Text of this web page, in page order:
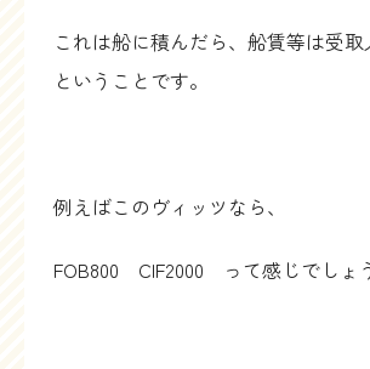
これは船に積んだら、船賃等は受取
ということです。
例えばこのヴィッツなら、
FOB800 CIF2000 って感じでしょ